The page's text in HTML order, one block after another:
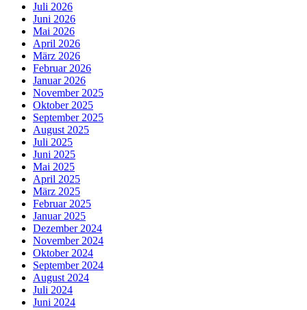
Juli 2026
Juni 2026
Mai 2026
April 2026
März 2026
Februar 2026
Januar 2026
November 2025
Oktober 2025
September 2025
August 2025
Juli 2025
Juni 2025
Mai 2025
April 2025
März 2025
Februar 2025
Januar 2025
Dezember 2024
November 2024
Oktober 2024
September 2024
August 2024
Juli 2024
Juni 2024